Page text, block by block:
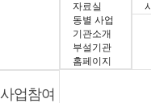
자료실
동별 사업
기관소개
부설기관
홈페이지
사업참여